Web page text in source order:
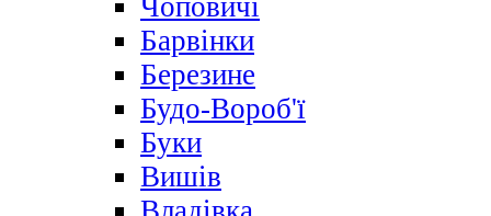
Чоповичі
Барвінки
Березине
Будо-Вороб'ї
Буки
Вишів